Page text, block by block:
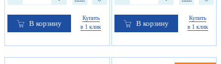
В корзину
Купить
в 1 клик
В корзину
Купить
в 1 клик